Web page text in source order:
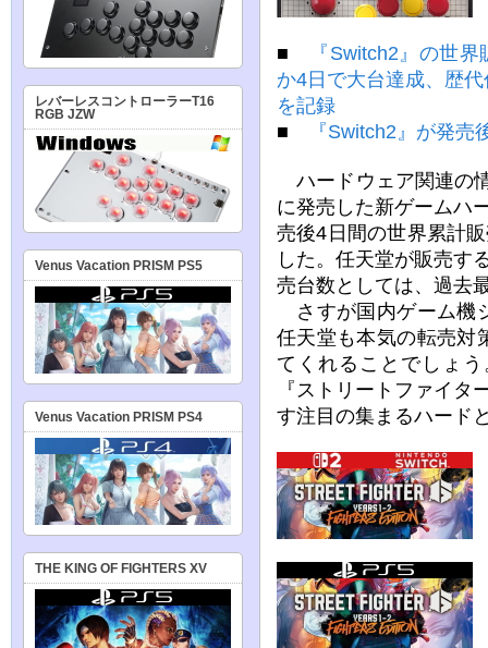
■
『Switch2』の世
か4日で大台達成、歴
を記録
■
『Switch2』が発
ハードウェア関連の
に発売した新ゲーム
売後4日間の世界累計
した。任天堂が販売す
売台数としては、過去
さすが国内ゲーム機
任天堂も本気の転売対
てくれることでしょ
『ストリートファイ
す注目の集まるハード
レバーレスコントローラーT16
RGB JZW
Venus Vacation PRISM PS5
Venus Vacation PRISM PS4
THE KING OF FIGHTERS XV